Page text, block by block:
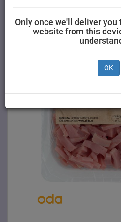
Only once we'll deliver you
website from this
OK